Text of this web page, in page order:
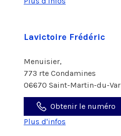
Lavictoire Frédéric
Menuisier,
773 rte Condamines
06670 Saint-Martin-du-Var
Obtenir le numéro
Plus d'infos